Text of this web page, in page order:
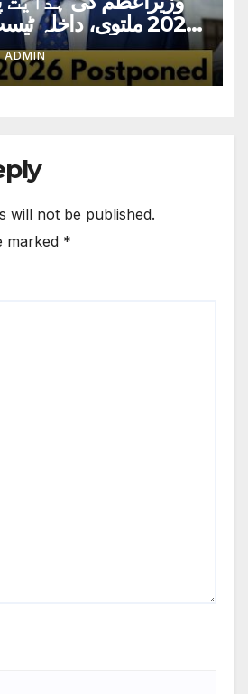
2026 ملتوی،
ADMIN
will not be published.
marked *